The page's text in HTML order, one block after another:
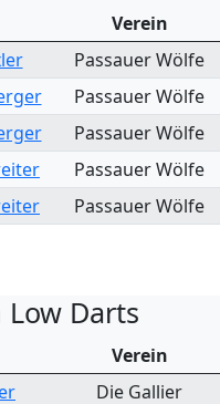
Verein
Passauer Wölfe
Passauer Wölfe
Passauer Wölfe
Passauer Wölfe
Passauer Wölfe
Darts
Verein
Die Gallier